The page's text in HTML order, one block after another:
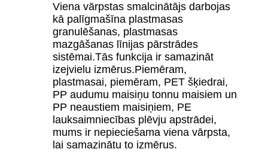
Viena vārpstas smalcinātājs darbojas
kā palīgmašīna plastmasas
granulēšanas, plastmasas
mazgāšanas līnijas pārstrādes
sistēmai.Tās funkcija ir samazināt
izejvielu izmērus.Piemēram,
plastmasai, piemēram, PET šķiedrai,
PP audumu maisiņu tonnu maisiem un
PP neaustiem maisiņiem, PE
lauksaimniecības plēvju apstrādei,
mums ir nepieciešama viena vārpsta,
lai samazinātu to izmērus.